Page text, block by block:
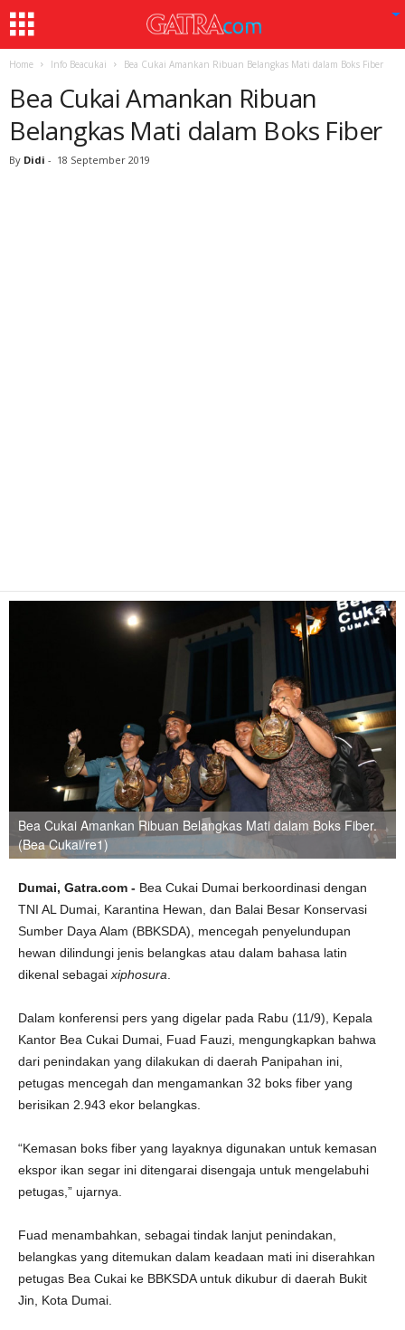
Home Info Beacukai Bea Cukai Amankan Ribuan Belangkas Mati dalam Boks Fiber
Bea Cukai Amankan Ribuan
Belangkas Mati dalam Boks Fiber
By Didi - 18 September 2019
Bea Cukai Amankan Ribuan Belangkas Mati dalam Boks Fiber.
(Bea Cukai/re1)
Dumai, Gatra.com - Bea Cukai Dumai berkoordinasi dengan
TNI AL Dumai, Karantina Hewan, dan Balai Besar Konservasi
Sumber Daya Alam (BBKSDA), mencegah penyelundupan
hewan dilindungi jenis belangkas atau dalam bahasa latin
dikenal sebagai xiphosura
Dalam konferensi pers yang digelar pada Rabu (11/9), Kepala
Kantor Bea Cukai Dumai, Fuad Fauzi, mengungkapkan bahwa
dari penindakan yang dilakukan di daerah Panipahan ini,
petugas mencegah dan mengamankan 32 boks fiber yang
berisikan 2.943 ekor belangkas.
“Kemasan boks fiber yang layaknya digunakan untuk kemasan
ekspor ikan segar ini ditengarai disengaja untuk mengelabuhi
petugas,” ujarnya.
Fuad menambahkan, sebagai tindak lanjut penindakan,
belangkas yang ditemukan dalam keadaan mati ini diserahkan
petugas Bea Cukai ke BBKSDA untuk dikubur di daerah Bukit
Jin, Kota Dumai.